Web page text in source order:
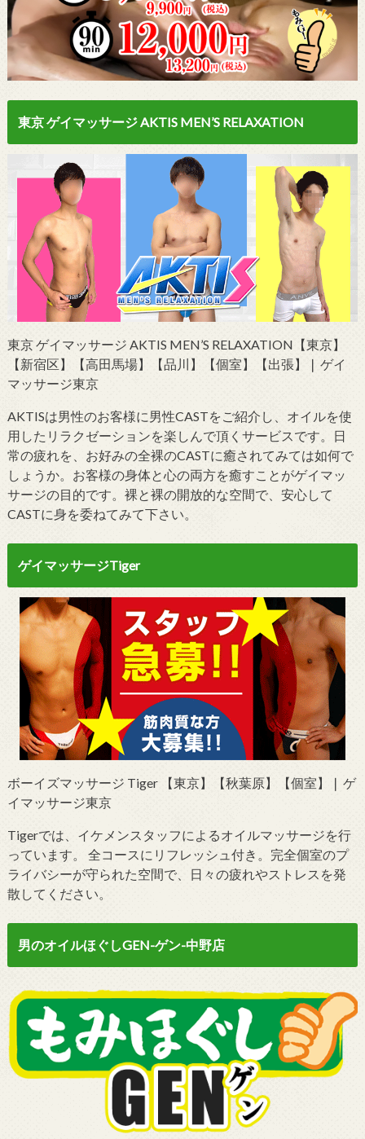
東京 ゲイマッサージ AKTIS MEN’S RELAXATION
東京 ゲイマッサージ AKTIS MEN’S RELAXATION【東京】
【新宿区】【高田馬場】【品川】【個室】【出張】❘ ゲイ
マッサージ東京
AKTISは男性のお客様に男性CASTをご紹介し、オイルを使
用したリラクゼーションを楽しんで頂くサービスです。日
常の疲れを、お好みの全裸のCASTに癒されてみては如何で
しょうか。お客様の身体と心の両方を癒すことがゲイマッ
サージの目的です。裸と裸の開放的な空間で、安心して
CASTに身を委ねてみて下さい。
ゲイマッサージTiger
ボーイズマッサージ Tiger 【東京】【秋葉原】【個室】❘ ゲ
イマッサージ東京
Tigerでは、イケメンスタッフによるオイルマッサージを行
っています。 全コースにリフレッシュ付き。完全個室のプ
ライバシーが守られた空間で、日々の疲れやストレスを発
散してください。
男のオイルほぐしGEN-ゲン-中野店